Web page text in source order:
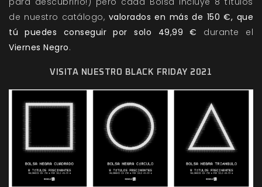
de nuestro catálogo, valorados en más de 150 €, que
tú puedes conseguir por solo 49,99 € durante el
Viernes Negro.
VISITA NUESTRO BLACK FRIDAY 2021